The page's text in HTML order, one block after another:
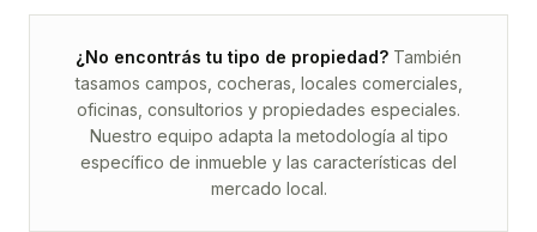
¿No encontrás tu tipo de propiedad? También
tasamos campos, cocheras, locales comerciales,
oficinas, consultorios y propiedades especiales.
Nuestro equipo adapta la metodología al tipo
específico de inmueble y las características del
mercado local.